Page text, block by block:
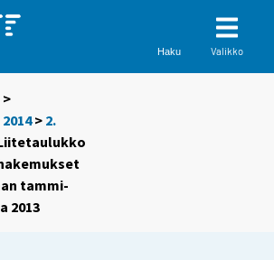
Haku Valikko
>
2014> 2.
tammi-
2013